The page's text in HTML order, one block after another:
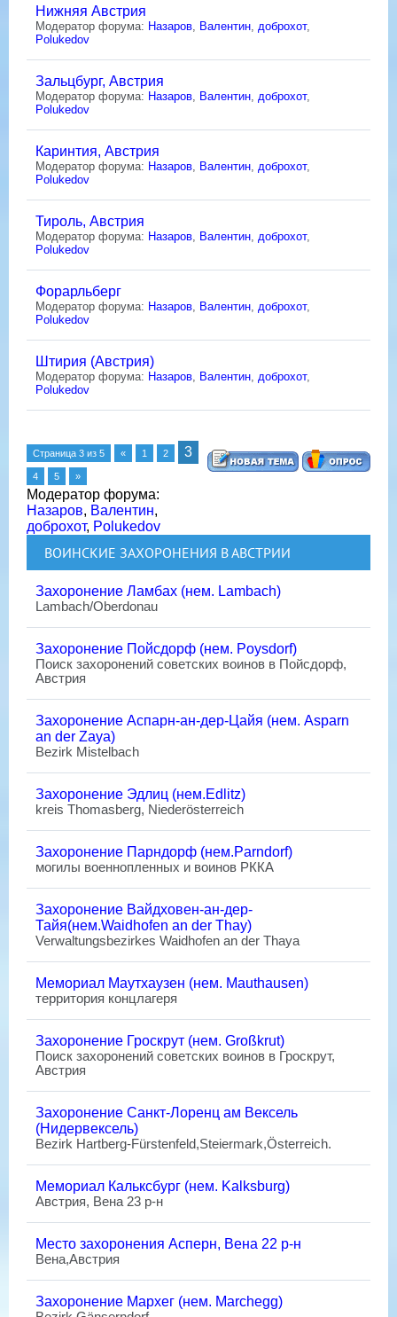
Нижняя Австрия
Модератор форума: Назаров Валентин доброхот,
Polukedov
Зальцбург, Австрия
Модератор форума: Назаров Валентин доброхот,
Polukedov
Каринтия, Австрия
Модератор форума: Назаров Валентин доброхот,
Polukedov
Тироль, Австрия
Модератор форума: Назаров Валентин доброхот,
Polukedov
Форарльберг
Модератор форума: Назаров Валентин доброхот,
Polukedov
Штирия (Австрия)
Модератор форума: Назаров Валентин доброхот,
Polukedov
Страница 3 из 5 « 1 2 3
4 5 »
Модератор форума:
Назаров, Валентин,
доброхот, Polukedov
ВОИНСКИЕ ЗАХОРОНЕНИЯ В АВСТРИИ
Захоронение Ламбах (нем. Lambach)
Lambach/Oberdonau
Захоронение Пойсдорф (нем. Poysdorf)
Поиск захоронений советских воинов в Пойсдорф,
Австрия
Захоронение Аспарн-ан-дер-Цайя (нем. Asparn
an der Zaya)
Bezirk Mistelbach
Захоронение Эдлиц (нем.Edlitz)
kreis Thomasberg, Niederösterreich
Захоронение Парндорф (нем.Parndorf)
могилы военнопленных и воинов РККА
Захоронение Вайдховен-ан-дер-
Тайя(нем.Waidhofen an der Thay)
Verwaltungsbezirkes Waidhofen an der Thaya
Мемориал Маутхаузен (нем. Mauthausen)
территория концлагеря
Захоронение Гроскрут (нем. Großkrut)
Поиск захоронений советских воинов в Гроскрут,
Австрия
Захоронение Санкт-Лоренц ам Вексель
(Нидервексель)
Bezirk Hartberg-Fürstenfeld,Steiermark,Österreich.
Мемориал Кальксбург (нем. Kalksburg)
Австрия, Вена 23 р-н
Место захоронения Асперн, Вена 22 р-н
Вена,Австрия
Захоронение Мархег (нем. Marchegg)